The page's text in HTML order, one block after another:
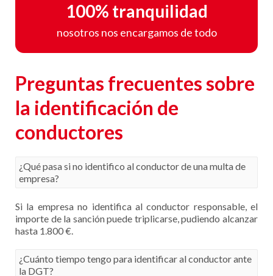
100% tranquilidad
nosotros nos encargamos de todo
Preguntas frecuentes sobre
la identificación de
conductores
¿Qué pasa si no identifico al conductor de una multa de
empresa?
Si la empresa no identifica al conductor responsable, el
importe de la sanción puede triplicarse, pudiendo alcanzar
hasta 1.800 €.
¿Cuánto tiempo tengo para identificar al conductor ante
la DGT?